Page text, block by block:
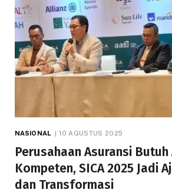
NASIONAL 10 AGUSTUS 2025
Perusahaan Asuransi Butuh
Kompeten, SICA 2025 Jadi
dan Transformasi